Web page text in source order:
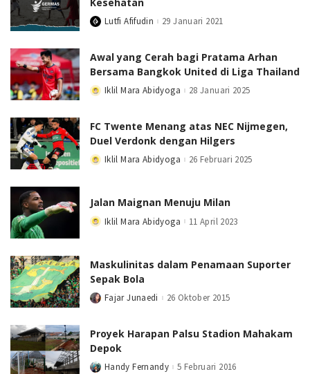
PostedLutfi Afifudin 29 Januari 2021
Awal yang Cerah bagi Pratama Arhan
Bersama Bangkok United di Liga Thailand
PostedIklil Mara Abidyoga 28 Januari 2025
FC Twente Menang atas NEC Nijmegen,
Duel Verdonk dengan Hilgers
PostedIklil Mara Abidyoga 26 Februari 2025
Jalan Maignan Menuju Milan
PostedIklil Mara Abidyoga 11 April 2023
Maskulinitas dalam Penamaan Suporter
Sepak Bola
PostedFajar Junaedi 26 Oktober 2015
Proyek Harapan Palsu Stadion Mahakam
Depok
PostedHandy Fernandy 5 Februari 2016